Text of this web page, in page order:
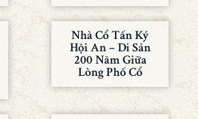
Nhà Cổ Tấn Ký
Hội An – Di Sản
200 Năm Giữa
Lòng Phố Cổ